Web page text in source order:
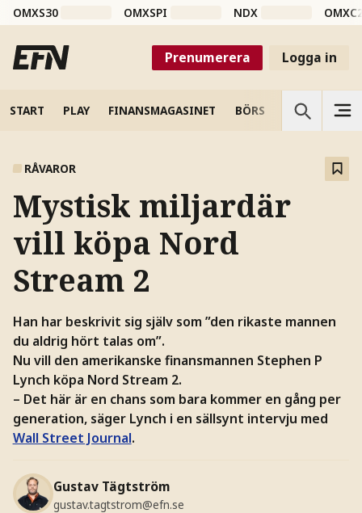
OMXS30 OMXSPI NDX
Prenumerera Logga in
START PLAY FINANSMAGASINET BÖRS VETENSKAP
RÅVAROR
Mystisk miljardär
vill köpa Nord
Stream 2
Han har beskrivit sig själv som ”den rikaste mannen
du aldrig hört talas om”.
Nu vill den amerikanske finansmannen Stephen P
Lynch köpa Nord Stream 2.
– Det här är en chans som bara kommer en gång per
generation, säger Lynch i en sällsynt intervju med
Wall Street Journal.
Gustav Tägtström
gustav.tagtstrom@efn.se